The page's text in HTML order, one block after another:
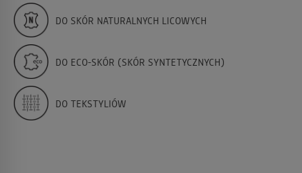
DO SKÓR NATURALNYCH LICOWYCH
DO ECO-SKÓR (SKÓR SYNTETYCZNYCH)
DO TEKSTYLIÓW